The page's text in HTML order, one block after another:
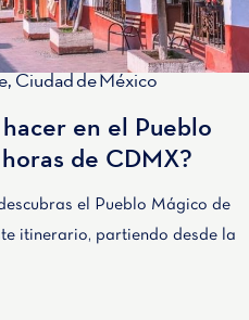
, Ciudad de México
en el Pueblo
de CDMX?
el Pueblo Mágico de
itinerario, partiendo desde la